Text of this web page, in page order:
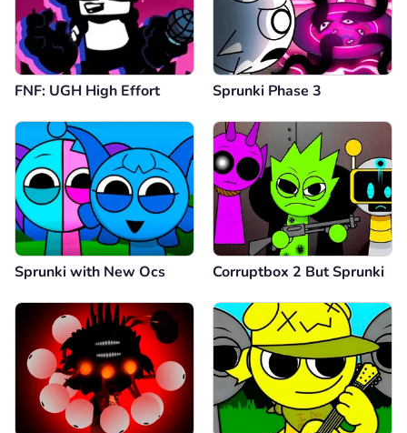
FNF: UGH High Effort Sprunki Phase 3
Sprunki with New Ocs Corruptbox 2 But Sprunki